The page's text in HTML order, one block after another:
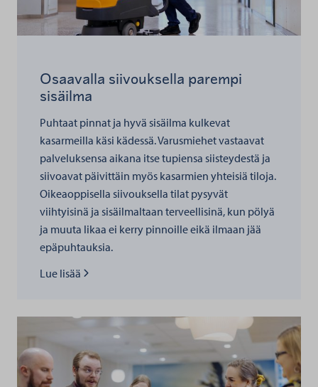
Osaavalla siivouksella parempi
sisäilma
Puhtaat pinnat ja hyvä sisäilma kulkevat
kasarmeilla käsi kädessä. Varusmiehet vastaavat
palveluksensa aikana itse tupiensa siisteydestä ja
siivoavat päivittäin myös kasarmien yhteisiä tiloja.
Oikeaoppisella siivouksella tilat pysyvät
viihtyisinä ja sisäilmaltaan terveellisinä, kun pölyä
ja muuta likaa ei kerry pinnoille eikä ilmaan jää
epäpuhtauksia.
Lue lisää kohteesta
Lue lisää